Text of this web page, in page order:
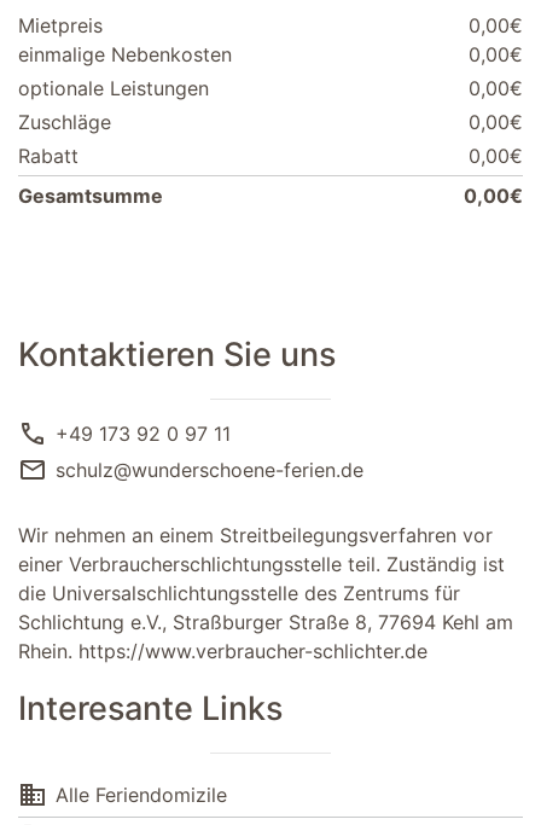
Mietpreis
0,00€
einmalige Nebenkosten
0,00€
optionale Leistungen
0,00€
Zuschläge
0,00€
Rabatt
0,00€
Gesamtsumme
0,00€
Kontaktieren Sie uns
call +49 173 92 0 97 11
mail schulz@wunderschoene-ferien.de
Wir nehmen an einem Streitbeilegungsverfahren vor
einer Verbraucherschlichtungsstelle teil. Zuständig ist
die Universalschlichtungsstelle des Zentrums für
Schlichtung e.V., Straßburger Straße 8, 77694 Kehl am
Rhein. https://www.verbraucher-schlichter.de
Interesante Links
domain Alle Feriendomizile